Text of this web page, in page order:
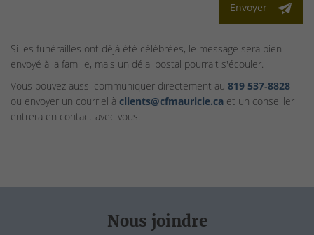
Envoyer
Si les funérailles ont déjà été célébrées, le message sera bien
envoyé à la famille, mais un délai postal pourrait s'écouler.
Vous pouvez aussi communiquer directement au 819 537‑8828
ou envoyer un courriel à clients@cfmauricie.ca et un conseiller
entrera en contact avec vous.
Nous joindre